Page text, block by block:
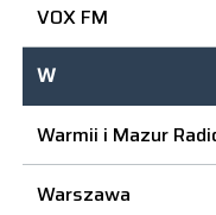
VOX FM
W
Warmii i Mazur
Warszawa